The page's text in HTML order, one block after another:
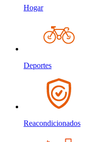
Hogar
Deportes
Reacondicionados